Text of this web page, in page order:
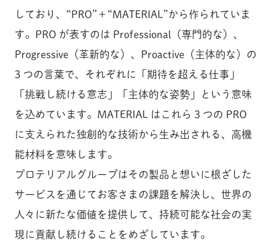
しており、“PRO”＋“MATERIAL”から作られていま
す。PRO が表すのは Professional（専門的な）、
Progressive（革新的な）、Proactive（主体的な）の
3 つの言葉で、それぞれに「期待を超える仕事」
「挑戦し続ける意志」「主体的な姿勢」という意味
を込めています。MATERIAL はこれら 3 つの PRO
に支えられた独創的な技術から生み出される、高機
能材料を意味します。
プロテリアルグループはその製品と想いに根ざした
サービスを通じてお客さまの課題を解決し、世界の
人々に新たな価値を提供して、持続可能な社会の実
現に貢献し続けることをめざしています。